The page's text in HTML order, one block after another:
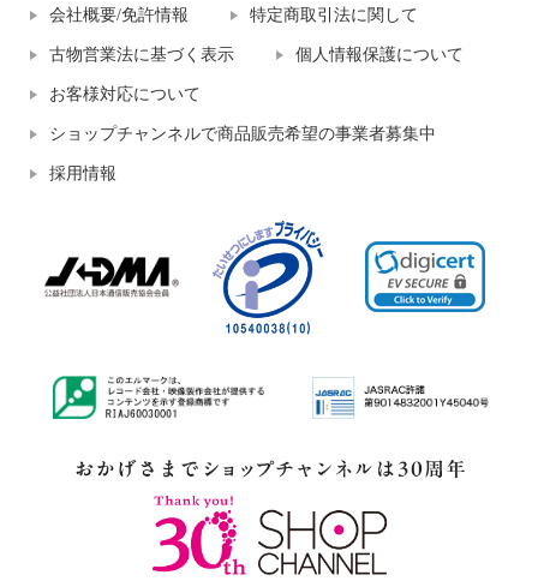
会社概要/免許情報 特定商取引法に関して
古物営業法に基づく表示 個人情報保護について
お客様対応について
ショップチャンネルで商品販売希望の事業者募集中
採用情報